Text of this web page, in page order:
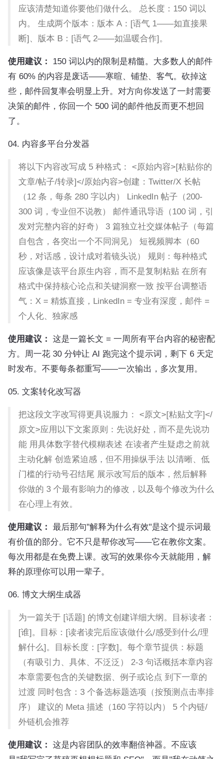
应该清楚知道你要他们做什么。 总长度：150 词以
内。 生成两个版本：版本 A：[语气 1——如直接果
断]、版本 B：[语气 2——如温暖合作]。
使用建议： 150 词以内的限制是精髓。大多数人的邮件
有 60% 的内容是废话——寒暄、铺垫、客气。砍掉这
些，邮件回复率会明显上升。对方向你发送了一封需要
决策的邮件，你回一个 500 词的邮件他反而更不想回
了。
04. 内容多平台分发器
将以下内容改写成 5 种格式： <原始内容>[粘贴你的
文章/帖子/转录]</原始内容>创建：Twitter/X 长帖
（12 条，每条 280 字以内） LinkedIn 帖子（200-
300 词，专业但不说教） 邮件通讯导语（100 词，引
发对完整内容的好奇） 3 篇独立社交媒体帖子（每篇
自包含，各突出一个不同洞见） 短视频脚本（60
秒，对话感，设计成对着镜头说） 规则：每种格式
应该像是该平台原生内容，而不是复制粘贴 在所有
格式中保持核心论点和关键洞察一致 按平台调整语
气：X = 精炼直接，LinkedIn = 专业有深度，邮件 =
个人化、独家感
使用建议： 这是一篇长文 = 一周所有平台内容的秘密配
方。周一花 30 分钟让 AI 跑完这个提示词，剩下 6 天定
时发布。不要每条都重写——一次输出，多次复用。
05. 文案转化改写器
把这段文字改写得更具说服力： <原文>[粘贴文字]</
原文>应用以下文案原则：先说好处，而不是先说功
能 用具体数字替代模糊表述 在读者产生疑虑之前就
主动化解 创造紧迫感，但不用操纵手法 以清晰、低
门槛的行动号召结尾 展示改写后的版本，然后解释
你做的 3 个最有影响力的修改，以及每个修改为什么
在心理上有效。
使用建议： 最后那句"解释为什么有效"是这个提示词最
有价值的部分。它不只是帮你改写——它在教你文案。
每次用都是在免费上课。改写的效果你今天就能用，解
释的原理你可以用一辈子。
06. 博文大纲生成器
为一篇关于 [话题] 的博文创建详细大纲。目标读者：
[谁]。目标：[读者读完后应该做什么/感受到什么/理
解什么]。目标长度：[字数]。每个章节提供：标题
（有吸引力、具体、不泛泛） 2-3 句话概括本章内容
本章需要包含的关键数据、例子或论点 到下一章的
过渡 同时包含：3 个备选标题选项（按预测点击率排
序） 建议的 Meta 描述（160 字符以内） 5 个内链/
外链机会推荐
使用建议： 这是内容团队的效率翻倍神器。不应该